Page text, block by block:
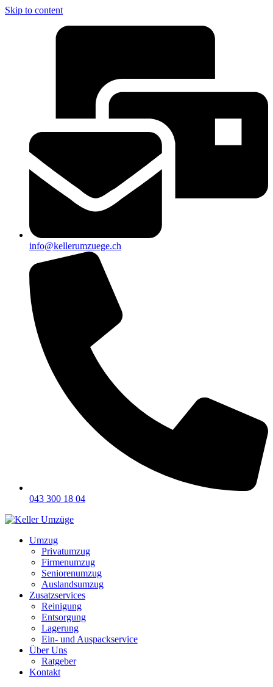
Skip to content
info@kellerumzuege.ch
043 300 18 04
Umzug
Privatumzug
Firmenumzug
Seniorenumzug
Auslandsumzug
Zusatzservices
Reinigung
Entsorgung
Lagerung
Ein- und Auspackservice
Über Uns
Ratgeber
Kontakt